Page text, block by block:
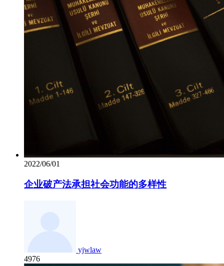
2022/06/01
企业破产法承担社会功能的多样性
yjwlaw
4976